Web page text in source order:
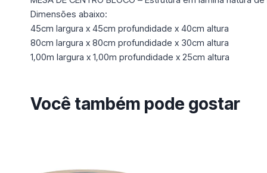
Dimensões abaixo:
45cm largura x 45cm profundidade x 40cm altura
80cm largura x 80cm profundidade x 30cm altura
1,00m largura x 1,00m profundidade x 25cm altura
Você também pode gostar